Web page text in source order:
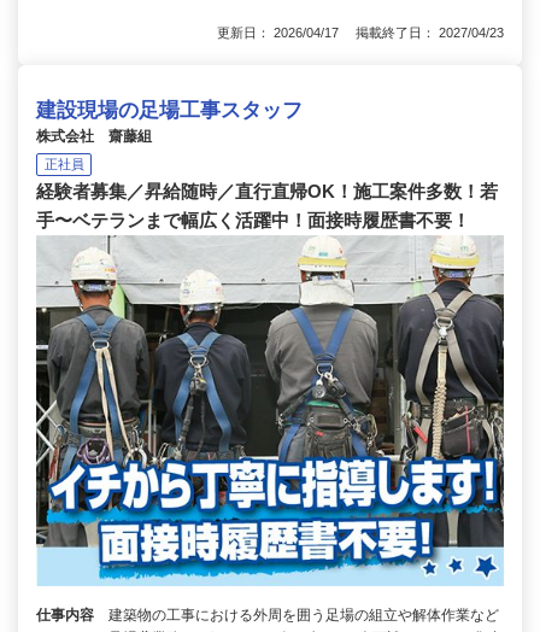
更新日： 2026/04/17 掲載終了日： 2027/04/23
建設現場の足場工事スタッフ
株式会社 齋藤組
正社員
経験者募集／昇給随時／直行直帰OK！施工案件多数！若
手〜ベテランまで幅広く活躍中！面接時履歴書不要！
仕事内容
建築物の工事における外周を囲う足場の組立や解体作業など